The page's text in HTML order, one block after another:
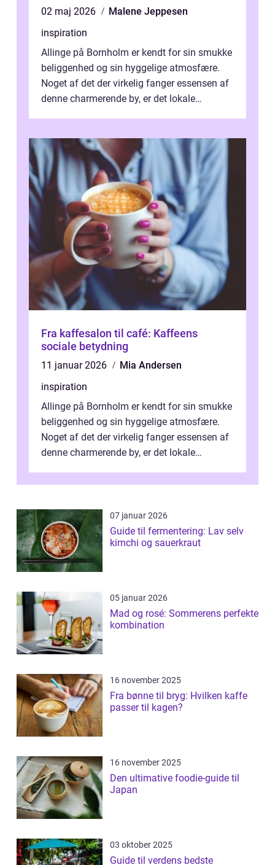
02 maj 2026
Malene Jeppesen
inspiration
Allinge på Bornholm er kendt for sin smukke
beliggenhed og sin hyggelige atmosfære.
Noget af det der virkelig fanger essensen af
denne charmerende by, er det lokale
Fra kaffesalon til café: Kaffeens
sociale betydning
11 januar 2026
Mia Andersen
inspiration
Allinge på Bornholm er kendt for sin smukke
beliggenhed og sin hyggelige atmosfære.
Noget af det der virkelig fanger essensen af
denne charmerende by, er det lokale
07 januar 2026
Guide til fermentering: Lav selv
kimchi og sauerkraut
05 januar 2026
Mad og rosé: Sommerens perfekte
kombination
16 november 2025
Fra bønne til bryg: Hvilken kaffe
passer til kagen?
16 november 2025
Den ultimative foodie-guide til
Japan
03 oktober 2025
Guide til verdens bedste